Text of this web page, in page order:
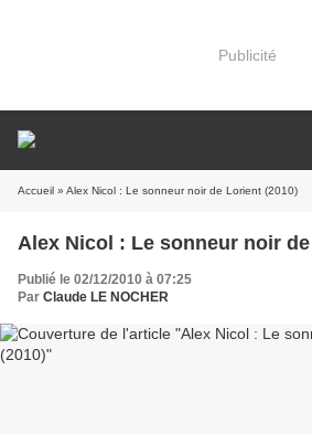
Publicité
Accueil » Alex Nicol : Le sonneur noir de Lorient (2010)
Alex Nicol : Le sonneur noir
Publié le 02/12/2010 à 07:25
Par Claude LE NOCHER